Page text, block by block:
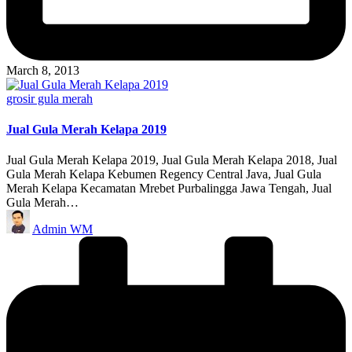
March 8, 2013
Posted
grosir gula merah
Jual Gula Merah Kelapa 2019
Jual Gula Merah Kelapa 2019, Jual Gula Merah Kelapa 2018, Jual
Gula Merah Kelapa Kebumen Regency Central Java, Jual Gula
Merah Kelapa Kecamatan Mrebet Purbalingga Jawa Tengah, Jual
Gula Merah…
Posted
by
Admin WM